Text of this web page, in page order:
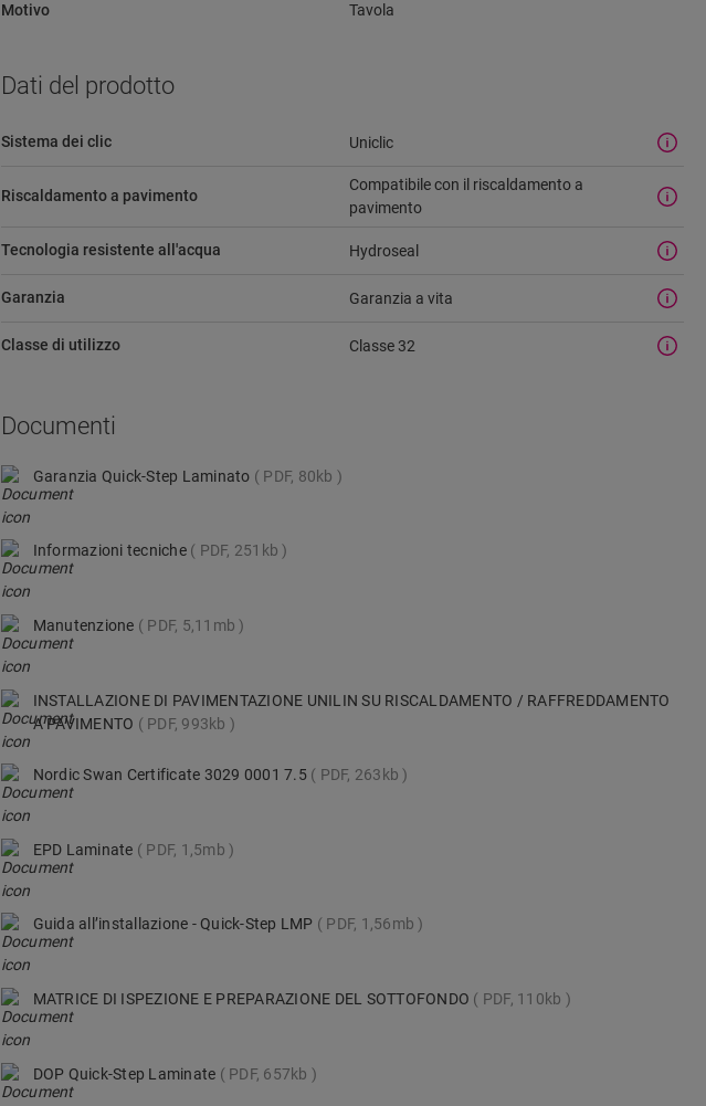
Motivo Tavola
Dati del prodotto
Sistema dei clic Uniclic
Riscaldamento a pavimento
Compatibile con il riscaldamento a
pavimento
Tecnologia resistente all'acqua Hydroseal
Garanzia Garanzia a vita
Classe di utilizzo Classe 32
Documenti
Garanzia Quick-Step Laminato PDF, 80kb
Informazioni tecniche PDF, 251kb
Manutenzione PDF, 5,11mb
INSTALLAZIONE DI PAVIMENTAZIONE UNILIN SU RISCALDAMENTO / RAFFREDDAMENTO
A PAVIMENTO
PDF, 993kb
Nordic Swan Certificate 3029 0001 7.5 PDF, 263kb
EPD Laminate PDF, 1,5mb
Guida all’installazione - Quick-Step LMP PDF, 1,56mb
MATRICE DI ISPEZIONE E PREPARAZIONE DEL SOTTOFONDO PDF, 110kb
DOP Quick-Step Laminate PDF, 657kb